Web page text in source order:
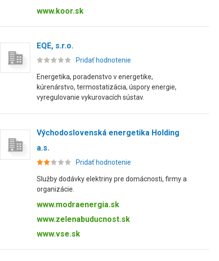
www.koor.sk
EQE, s.r.o.
Pridať hodnotenie
Energetika, poradenstvo v energetike,
kúrenárstvo, termostatizácia, úspory energie,
vyregulovanie vykurovacích sústav.
Východoslovenská energetika Holding
a.s.
Pridať hodnotenie
Služby dodávky elektriny pre domácnosti, firmy a
organizácie.
www.modraenergia.sk
www.zelenabuducnost.sk
www.vse.sk